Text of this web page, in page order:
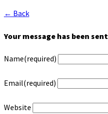
← Back
Your message has been sent
Name(required)
Email(required)
Website